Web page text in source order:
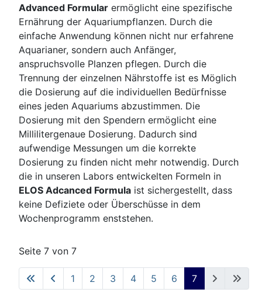
Advanced Formular ermöglicht eine spezifische
Ernährung der Aquariumpflanzen. Durch die
einfache Anwendung können nicht nur erfahrene
Aquarianer, sondern auch Anfänger,
anspruchsvolle Planzen pflegen. Durch die
Trennung der einzelnen Nährstoffe ist es Möglich
die Dosierung auf die individuellen Bedürfnisse
eines jeden Aquariums abzustimmen. Die
Dosierung mit den Spendern ermöglicht eine
Millilitergenaue Dosierung. Dadurch sind
aufwendige Messungen um die korrekte
Dosierung zu finden nicht mehr notwendig. Durch
die in unseren Labors entwickelten Formeln in
ELOS Adcanced Formula ist sichergestellt, dass
keine Defiziete oder Überschüsse in dem
Wochenprogramm enststehen.
Seite 7 von 7
1 2 3 4 5 6 7